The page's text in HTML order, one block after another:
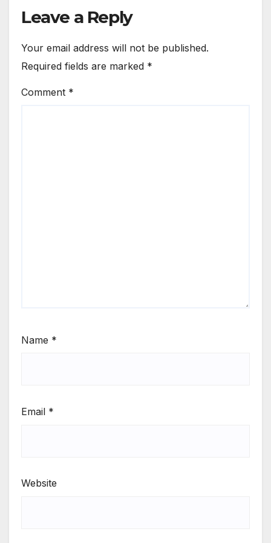
Leave a Reply
Your email address will not be published.
Required fields are marked *
Comment *
Name *
Email *
Website